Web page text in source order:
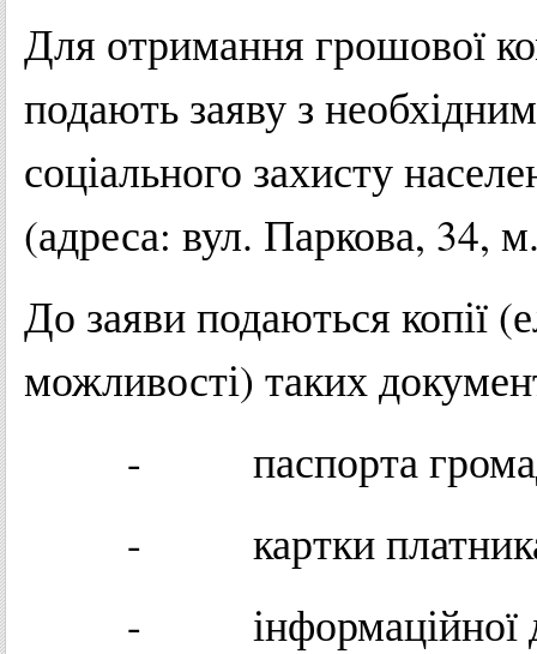
Для отримання грошової
подають заяву з
соціального захисту
(адреса: вул. Паркова, 34,
До заяви подаються копії
можливості) таких
- паспорта
- картки платника
- інформаційної